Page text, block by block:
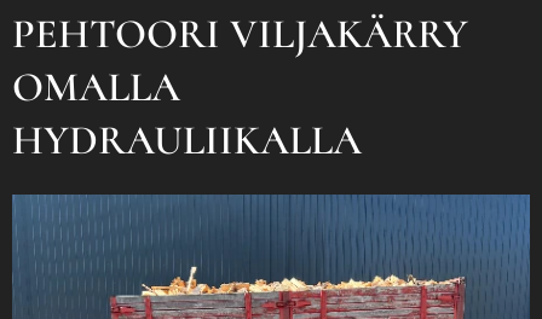
PEHTOORI VILJAKÄRRY
OMALLA
HYDRAULIIKALLA